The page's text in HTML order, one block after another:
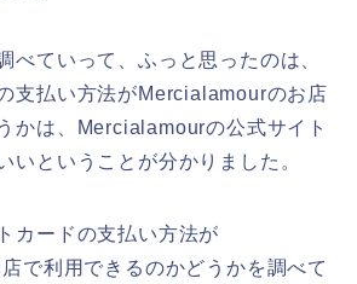
べていって、ふっと思ったのは、
支払い方法がMercialamourのお店
かは、Mercialamourの公式サイト
いということが分かりました。
カードの支払い方法が
で利用できるのかどうかを調べて